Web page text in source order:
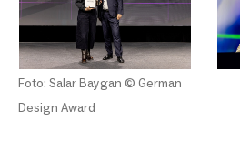
Foto: Salar Baygan © German
Design Award